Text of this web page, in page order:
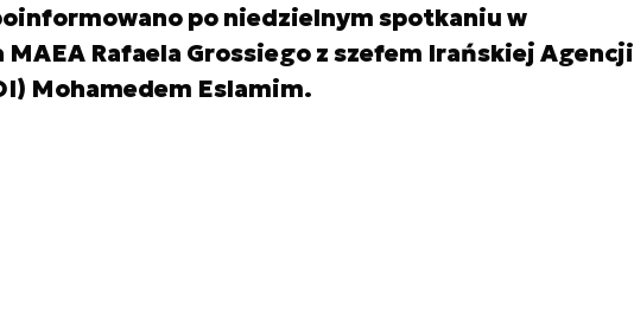
po niedzielnym spotkaniu w
MAEA Rafaela Grossiego z szefem Irańskiej Agencji
Mohamedem Eslamim.